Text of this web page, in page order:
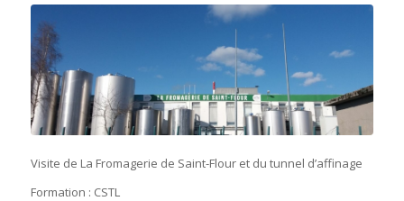
Visite de La Fromagerie de Saint-Flour et du tunnel d’affinage
Formation : CSTL